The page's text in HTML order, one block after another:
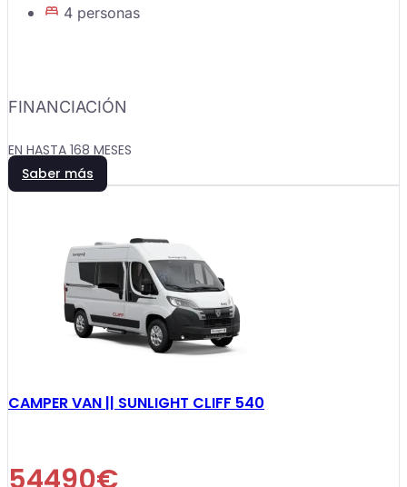
4 personas
FINANCIACIÓN
EN HASTA 168 MESES
Saber más
CAMPER VAN || SUNLIGHT CLIFF 540
54490€